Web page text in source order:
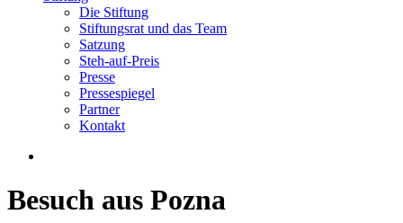
Die Stiftung
Stiftungsrat und das Team
Satzung
Steh-auf-Preis
Presse
Pressespiegel
Partner
Kontakt
Besuch aus Pozna